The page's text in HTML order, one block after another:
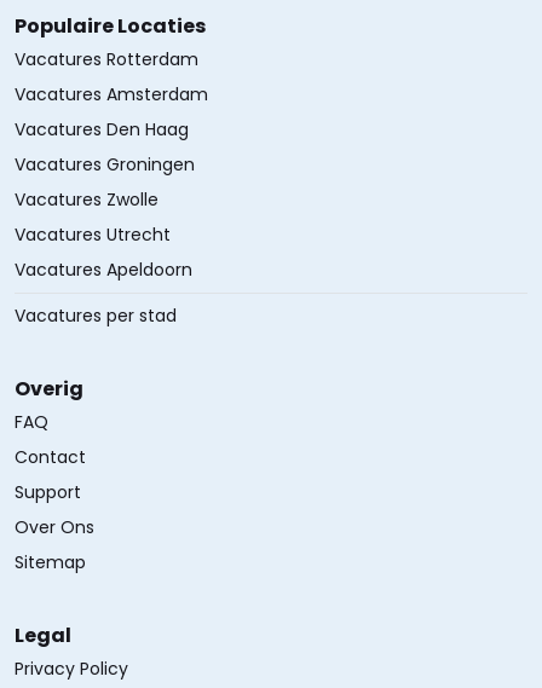
Populaire Locaties
Vacatures Rotterdam
Vacatures Amsterdam
Vacatures Den Haag
Vacatures Groningen
Vacatures Zwolle
Vacatures Utrecht
Vacatures Apeldoorn
Vacatures per stad
Overig
FAQ
Contact
Support
Over Ons
Sitemap
Legal
Privacy Policy